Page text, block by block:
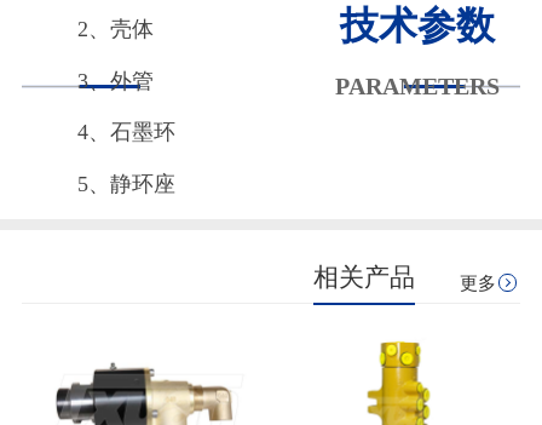
2、壳体
3、外管
4、石墨环
5、静环座
技术参数
PARAMETERS
相关产品 更多